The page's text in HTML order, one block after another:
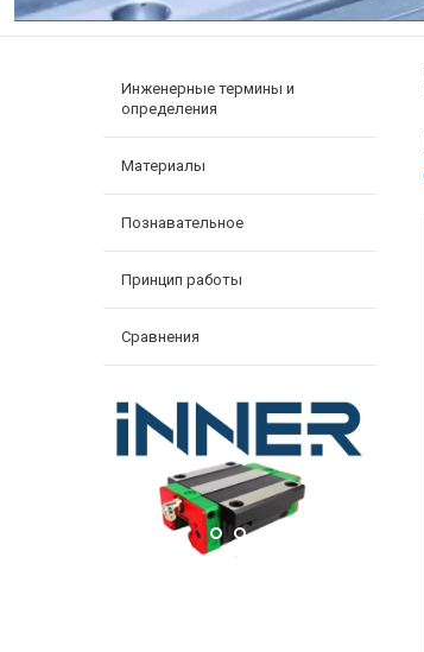
Инженерные термины и
определения
Материалы
Познавательное
Принцип работы
Сравнения